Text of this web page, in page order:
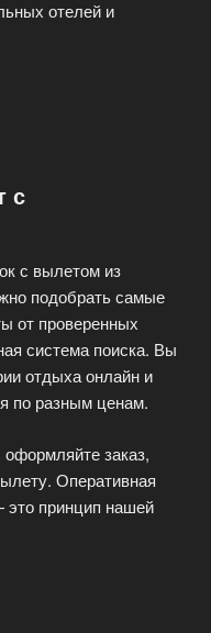
отелей и
с
с вылетом из
подобрать самые
от проверенных
система поиска. Вы
отдыха онлайн и
по разным ценам.
заказ,
Оперативная
это принцип нашей